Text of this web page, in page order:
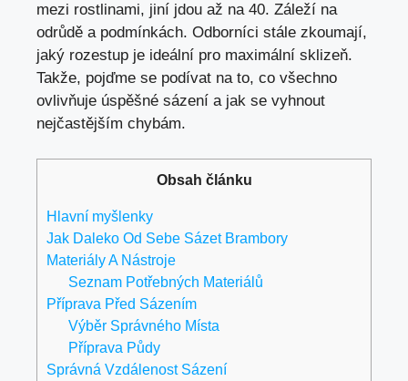
mezi rostlinami, jiní jdou až na 40. Záleží na
odrůdě a podmínkách. Odborníci stále zkoumají,
jaký rozestup je ideální pro maximální sklizeň.
Takže, pojďme se podívat na to, co všechno
ovlivňuje úspěšné sázení a jak se vyhnout
nejčastějším chybám.
Obsah článku
Hlavní myšlenky
Jak Daleko Od Sebe Sázet Brambory
Materiály A Nástroje
Seznam Potřebných Materiálů
Příprava Před Sázením
Výběr Správného Místa
Příprava Půdy
Správná Vzdálenost Sázení